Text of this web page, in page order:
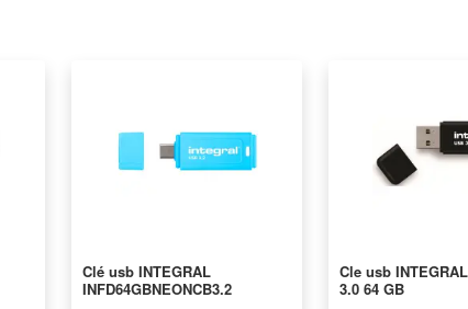
Clé usb INTEGRAL
INFD64GBNEONCB3.2
Cle usb
3.0 64 GB